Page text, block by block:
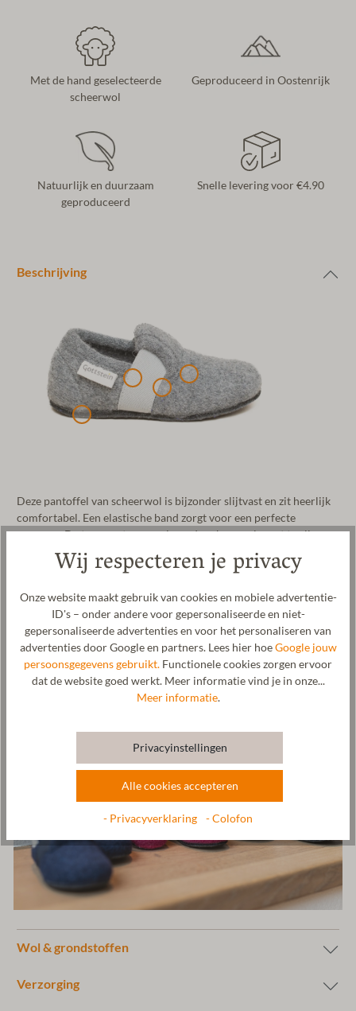
Met de hand geselecteerde
scheerwol
Geproduceerd in Oostenrijk
Natuurlijk en duurzaam
geproduceerd
Snelle levering voor €4.90
Beschrijving
Deze pantoffel van scheerwol is bijzonder slijtvast en zit heerlijk
comfortabel. Een elastische band zorgt voor een perfecte
pasvorm. De temperatuurregulerende scheerwol zorgt te allen
tijde voor een optimaal voetklimaat en is bovendien knus en
comfortabel. De gepatenteerde naturub®-zool van natuurlijk
Fabrikant: Gottstein GmbH, Industriestraße 31, 6430 Ötztal-
Bahnhof, OOSTENRIJK,office@gottstein.at
Wol & grondstoffen
Verzorging
Wij respecteren je privacy
Onze website maakt gebruik van cookies en mobiele advertentie-
ID's – onder andere voor gepersonaliseerde en niet-
gepersonaliseerde advertenties en voor het personaliseren van
advertenties door Google en partners. Lees hier hoeGoogle jouw
persoonsgegevens gebruikt. Functionele cookies zorgen ervoor
dat de website goed werkt. Meer informatie vind je in onze...
Meer informatie.
Privacyinstellingen
Alle cookies accepteren
- Privacyverklaring - Colofon